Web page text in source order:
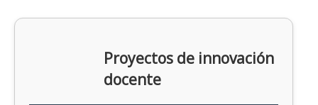
Proyectos de innovación
docente